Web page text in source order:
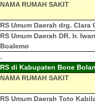
NAMA RUMAH SAKIT
RS Umum Daerah drg. Clara
RS Umum Daerah DR. Ir.
Boalemo
.
RS di Kabupaten Bone
NAMA RUMAH SAKIT
RS Umum Daerah Toto